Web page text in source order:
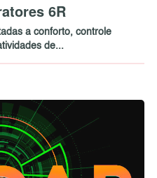
6R
a conforto, controle
de...